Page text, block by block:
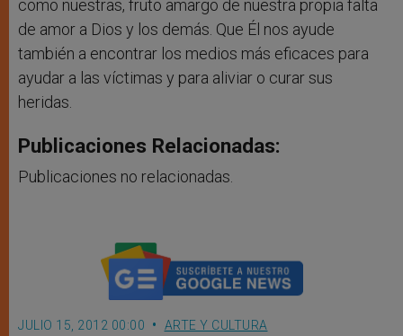
como nuestras, fruto amargo de nuestra propia falta
de amor a Dios y los demás. Que Él nos ayude
también a encontrar los medios más eficaces para
ayudar a las víctimas y para aliviar o curar sus
heridas.
Publicaciones Relacionadas:
Publicaciones no relacionadas.
JULIO 15, 2012 00:00 ARTE Y CULTURA